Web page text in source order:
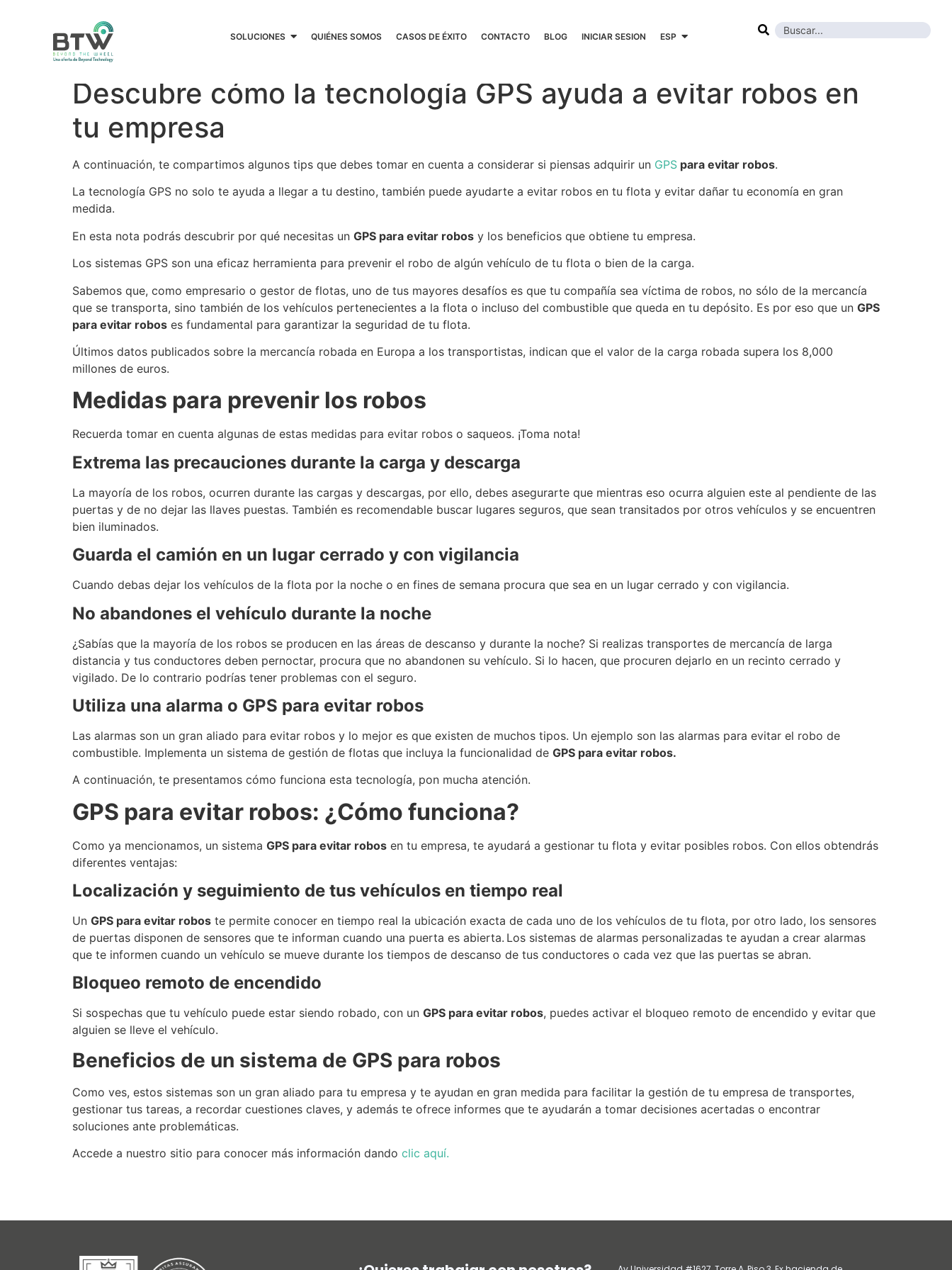
SOLUCIONES QUIÉNES SOMOS CASOS DE ÉXITO CONTACTO BLOG INICIAR SESION ESP
Descubre cómo la tecnología GPS ayuda a evitar robos en
tu empresa
A continuación, te compartimos algunos tips que debes tomar en cuenta a considerar si piensas adquirir un GPS para evitar robos.
La tecnología GPS no solo te ayuda a llegar a tu destino, también puede ayudarte a evitar robos en tu flota y evitar dañar tu economía en gran
medida.
En esta nota podrás descubrir por qué necesitas un GPS para evitar robos y los beneficios que obtiene tu empresa.
Los sistemas GPS son una eficaz herramienta para prevenir el robo de algún vehículo de tu flota o bien de la carga.
Sabemos que, como empresario o gestor de flotas, uno de tus mayores desafíos es que tu compañía sea víctima de robos, no sólo de la mercancía
que se transporta, sino también de los vehículos pertenecientes a la flota o incluso del combustible que queda en tu depósito. Es por eso que un GPS
para evitar robos es fundamental para garantizar la seguridad de tu flota.
Últimos datos publicados sobre la mercancía robada en Europa a los transportistas, indican que el valor de la carga robada supera los 8,000
millones de euros.
Medidas para prevenir los robos
Recuerda tomar en cuenta algunas de estas medidas para evitar robos o saqueos. ¡Toma nota!
Extrema las precauciones durante la carga y descarga
La mayoría de los robos, ocurren durante las cargas y descargas, por ello, debes asegurarte que mientras eso ocurra alguien este al pendiente de las
puertas y de no dejar las llaves puestas. También es recomendable buscar lugares seguros, que sean transitados por otros vehículos y se encuentren
bien iluminados.
Guarda el camión en un lugar cerrado y con vigilancia
Cuando debas dejar los vehículos de la flota por la noche o en fines de semana procura que sea en un lugar cerrado y con vigilancia.
No abandones el vehículo durante la noche
¿Sabías que la mayoría de los robos se producen en las áreas de descanso y durante la noche? Si realizas transportes de mercancía de larga
distancia y tus conductores deben pernoctar, procura que no abandonen su vehículo. Si lo hacen, que procuren dejarlo en un recinto cerrado y
vigilado. De lo contrario podrías tener problemas con el seguro.
Utiliza una alarma o GPS para evitar robos
Las alarmas son un gran aliado para evitar robos y lo mejor es que existen de muchos tipos. Un ejemplo son las alarmas para evitar el robo de
combustible. Implementa un sistema de gestión de flotas que incluya la funcionalidad de GPS para evitar robos.
A continuación, te presentamos cómo funciona esta tecnología, pon mucha atención.
GPS para evitar robos: ¿Cómo funciona?
Como ya mencionamos, un sistema GPS para evitar robos en tu empresa, te ayudará a gestionar tu flota y evitar posibles robos. Con ellos obtendrás
diferentes ventajas:
Localización y seguimiento de tus vehículos en tiempo real
Un GPS para evitar robos te permite conocer en tiempo real la ubicación exacta de cada uno de los vehículos de tu flota, por otro lado, los sensores
de puertas disponen de sensores que te informan cuando una puerta es abierta. Los sistemas de alarmas personalizadas te ayudan a crear alarmas
que te informen cuando un vehículo se mueve durante los tiempos de descanso de tus conductores o cada vez que las puertas se abran.
Bloqueo remoto de encendido
Si sospechas que tu vehículo puede estar siendo robado, con un GPS para evitar robos, puedes activar el bloqueo remoto de encendido y evitar que
alguien se lleve el vehículo.
Beneficios de un sistema de GPS para robos
Como ves, estos sistemas son un gran aliado para tu empresa y te ayudan en gran medida para facilitar la gestión de tu empresa de transportes,
gestionar tus tareas, a recordar cuestiones claves, y además te ofrece informes que te ayudarán a tomar decisiones acertadas o encontrar
soluciones ante problemáticas.
Accede a nuestro sitio para conocer más información dando clic aquí.